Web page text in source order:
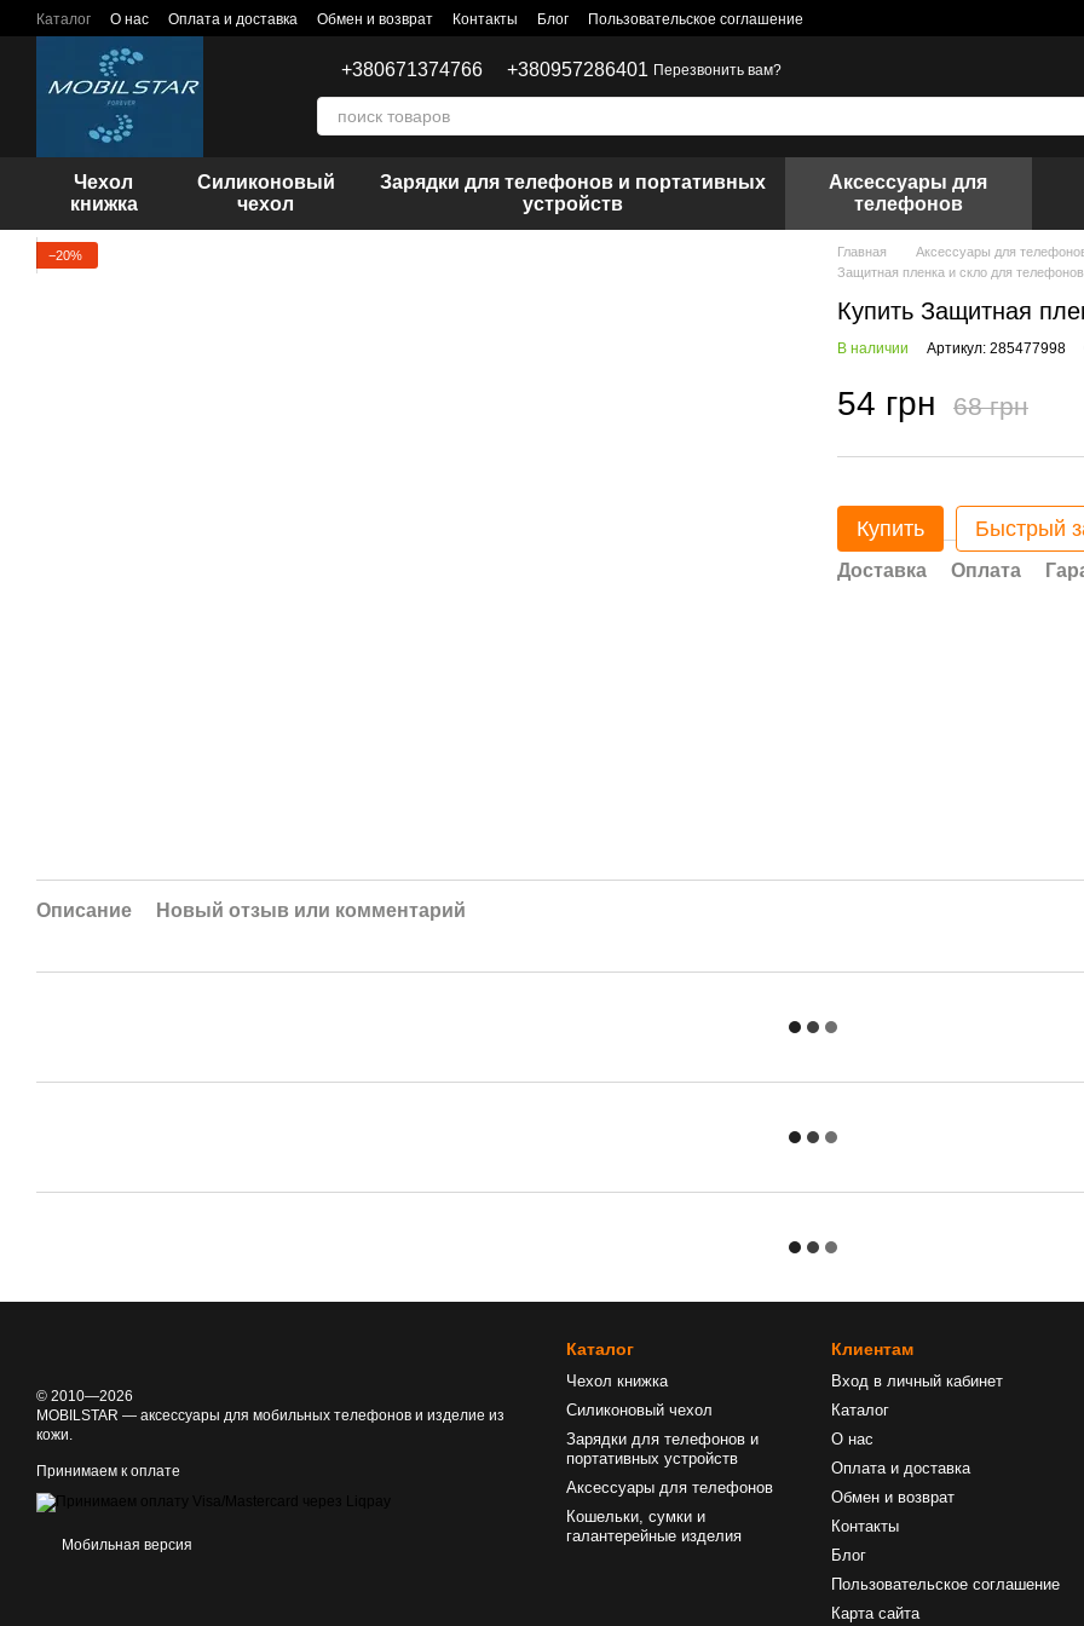
Перейти к основному контенту
Каталог О нас Оплата и доставка Обмен и возврат Контакты Блог Пользовательское соглашение
+380671374766 +380957286401 Перезвонить вам?
Чехол
книжка
Силиконовый
чехол
Зарядки для телефонов и портативных
устройств
Аксессуары для
телефонов
−20% Главная Аксессуары для
Защитная пленка и скло для
Купить Защитная
В наличии Артикул: 285477998
54 грн 68 грн
Купить Быстрый
Доставка Оплата
Описание Новый отзыв или комментарий
© 2010—2026
MOBILSTAR — аксессуары для мобильных телефонов и изделие из
кожи.
Принимаем к оплате
Мобильная версия
Каталог
Чехол книжка
Силиконовый чехол
Зарядки для телефонов и
портативных устройств
Аксессуары для телефонов
Кошельки, сумки и
галантерейные изделия
Клиентам
Вход в личный кабинет
Каталог
О нас
Оплата и доставка
Обмен и возврат
Контакты
Блог
Пользовательское соглашение
Карта сайта